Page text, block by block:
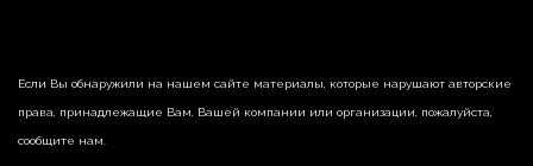
Если Вы обнаружили на нашем сайте материалы, которые нарушают авторские
права, принадлежащие Вам, Вашей компании или организации, пожалуйста,
сообщите нам.